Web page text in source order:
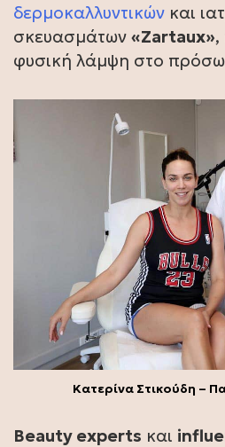
δερμοκαλλυντικών και
σκευασμάτων «Zartaux»,
φυσική λάμψη στο
Κατερίνα Στικούδη –
Beauty experts και